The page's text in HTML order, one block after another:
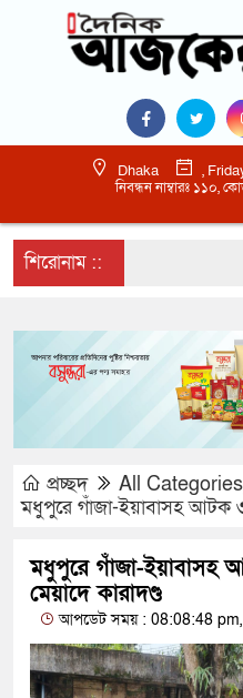
Dhaka
,
নিবন্ধন নাম্বারঃ ১১০,
শিরোনাম ::
প্রচ্ছদ All Categories
মধুপুরে গাঁজা-ইয়াবাসহ আটক ৩
মধুপুরে গাঁজা-ইয়াবাসহ
মেয়াদে কারাদণ্ড
আপডেট সময় : 08:08:48